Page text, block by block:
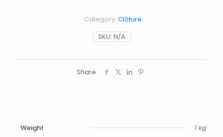
SKU: N/A
Category: Clôture
Share
Weight
1 kg